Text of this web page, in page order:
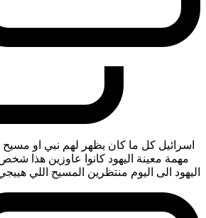
اسرائيل كل ما كان يظهر لهم نبي او مسيح
مهمة معينة اليهود كانوا عاوزين هذا
اليهود الى اليوم منتظرين المسيح اللي